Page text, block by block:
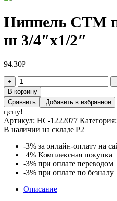
Ниппель CTM
ш 3/4″х1/2″
94,30Р
+
-
В корзину
Сравнить
Добавить в избранное
цену!
Артикул: НС-1222077 Категория:
В наличии на складе Р2
-3% за онлайн-оплату на
-4% Комплексная покупка
-3% при оплате переводом
-3% при оплате по безналу
Описание